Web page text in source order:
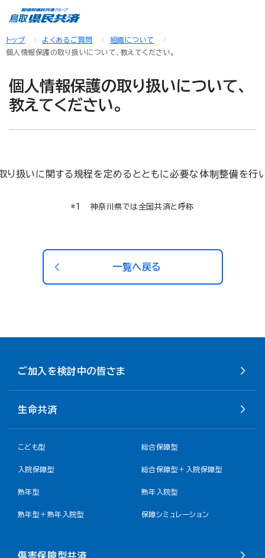
トップ よくあるご質問
組織について
個人情報保護の取り扱いについて、教えてください。
個人情報保護の取り扱いについて、
教えてください。
扱いに関する規程を定めるとともに必要な体制整備を行
神奈川県では全国共済と呼称
一覧へ戻る
ご加入を検討中の皆さま
生命共済
こども型 総合保障型
入院保障型 総合保障型＋入院保障型
熟年型 熟年入院型
熟年型＋熟年入院型 保障シミュレーション
傷害保障型共済